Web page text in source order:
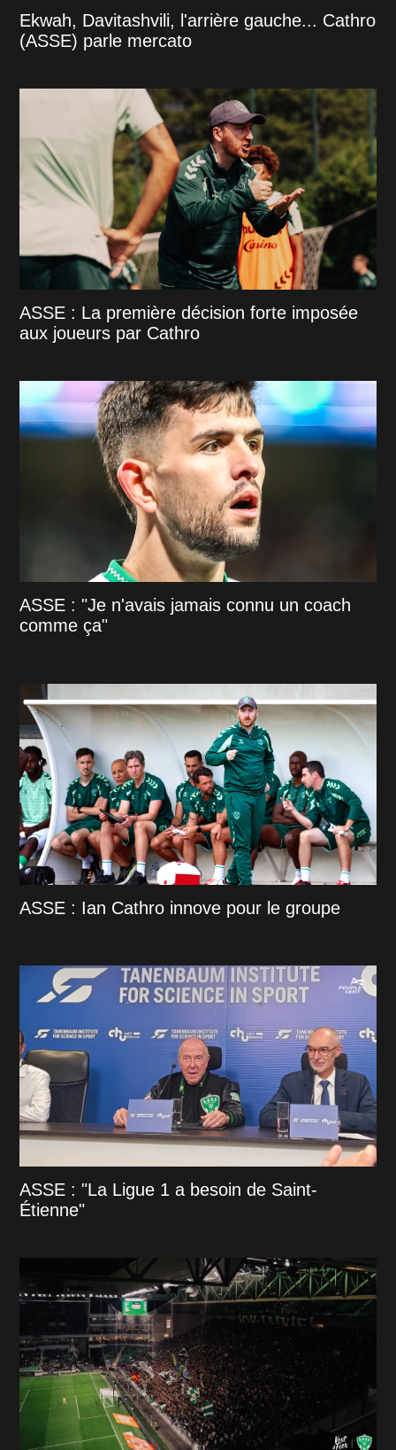
Ekwah, Davitashvili, l'arrière gauche... Cathro
(ASSE) parle mercato
ASSE : La première décision forte imposée
aux joueurs par Cathro
ASSE : "Je n'avais jamais connu un coach
comme ça"
ASSE : Ian Cathro innove pour le groupe
ASSE : "La Ligue 1 a besoin de Saint-
Étienne"